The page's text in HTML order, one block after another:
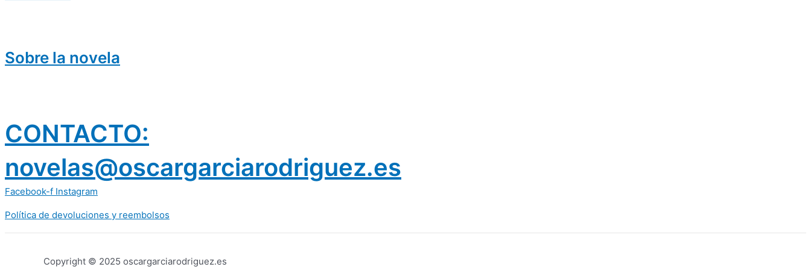
Sobre la novela
CONTACTO:
novelas@oscargarciarodriguez.es
Facebook-f Instagram
Política de devoluciones y reembolsos
Copyright © 2025 oscargarciarodriguez.es